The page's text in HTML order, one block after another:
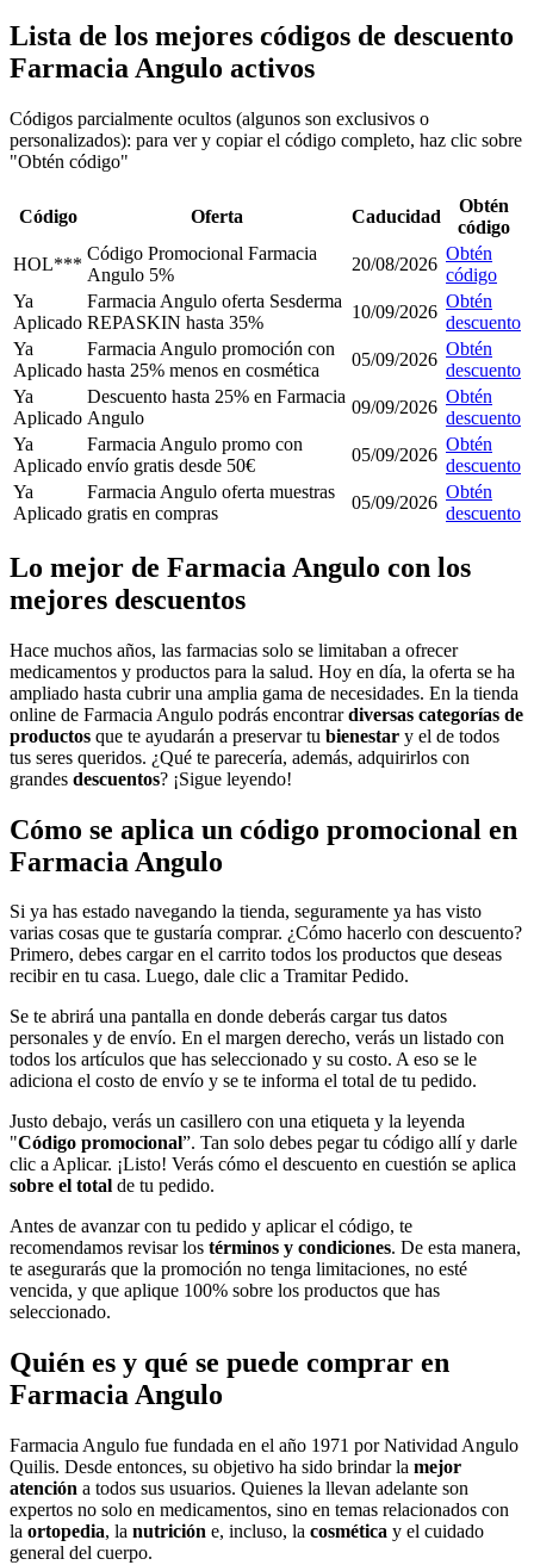
Lista de los mejores códigos de descuento
Farmacia Angulo activos
Códigos parcialmente ocultos (algunos son exclusivos o
personalizados): para ver y copiar el código completo, haz clic sobre
"Obtén código"
Código Oferta Caducidad
Obtén
código
HOL***
Código Promocional Farmacia
Angulo 5%
20/08/2026
Obtén
código
Ya
Aplicado
Farmacia Angulo oferta Sesderma
REPASKIN hasta 35%
10/09/2026
Obtén
descuento
Ya
Aplicado
Farmacia Angulo promoción con
hasta 25% menos en cosmética
05/09/2026
Obtén
descuento
Ya
Aplicado
Descuento hasta 25% en Farmacia
Angulo
09/09/2026
Obtén
descuento
Ya
Aplicado
Farmacia Angulo promo con
envío gratis desde 50€
05/09/2026
Obtén
descuento
Ya
Aplicado
Farmacia Angulo oferta muestras
gratis en compras
05/09/2026
Obtén
descuento
Lo mejor de Farmacia Angulo con los
mejores descuentos
Hace muchos años, las farmacias solo se limitaban a ofrecer
medicamentos y productos para la salud. Hoy en día, la oferta se ha
ampliado hasta cubrir una amplia gama de necesidades. En la tienda
online de Farmacia Angulo podrás encontrardiversas categorías de
productos que te ayudarán a preservar tu bienestar y el de todos
tus seres queridos. ¿Qué te parecería, además, adquirirlos con
grandes descuentos? ¡Sigue leyendo!
Cómo se aplica un código promocional en
Farmacia Angulo
Si ya has estado navegando la tienda, seguramente ya has visto
varias cosas que te gustaría comprar. ¿Cómo hacerlo con descuento?
Primero, debes cargar en el carrito todos los productos que deseas
recibir en tu casa. Luego, dale clic a Tramitar Pedido.
Se te abrirá una pantalla en donde deberás cargar tus datos
personales y de envío. En el margen derecho, verás un listado con
todos los artículos que has seleccionado y su costo. A eso se le
adiciona el costo de envío y se te informa el total de tu pedido.
Justo debajo, verás un casillero con una etiqueta y la leyenda
"Código promocional”. Tan solo debes pegar tu código allí y darle
clic a Aplicar. ¡Listo! Verás cómo el descuento en cuestión se aplica
sobre el total de tu pedido.
Antes de avanzar con tu pedido y aplicar el código, te
recomendamos revisar los términos y condiciones. De esta manera,
te asegurarás que la promoción no tenga limitaciones, no esté
vencida, y que aplique 100% sobre los productos que has
seleccionado.
Quién es y qué se puede comprar en
Farmacia Angulo
Farmacia Angulo fue fundada en el año 1971 por Natividad Angulo
Quilis. Desde entonces, su objetivo ha sido brindar la mejor
atención a todos sus usuarios. Quienes la llevan adelante son
expertos no solo en medicamentos, sino en temas relacionados con
la ortopedia, la nutrición e, incluso, la cosmética y el cuidado
general del cuerpo.